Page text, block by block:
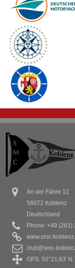
An der Fähre 12
56072 Koblenz
Deutschland
Phone: +49 (261)
www.smc-
club@smc-
GPS: 50°21,63' N